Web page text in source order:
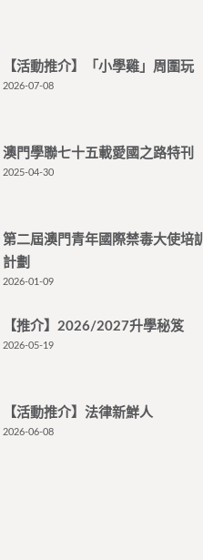
【活動推介】「小學雞」周圍玩
2026-07-08
澳門學聯七十五載愛國之路特刊
2025-04-30
第二屆澳門青年國際禁毒大使培訓
計劃
2026-01-09
【推介】2026/2027升學秘笈
2026-05-19
【活動推介】法律新鮮人
2026-06-08